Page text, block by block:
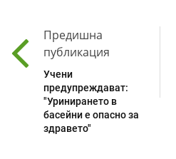
Предишна
публикация
Учени
предупреждават:
"Уринирането в
басейни е опасно за
здравето"